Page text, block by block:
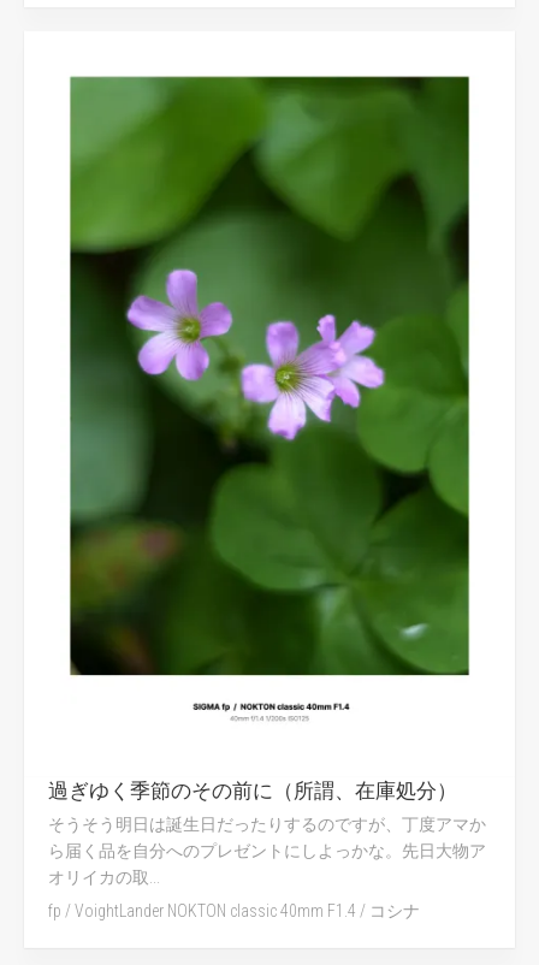
過ぎゆく季節のその前に（所謂、在庫処分）
そうそう明日は誕生日だったりするのですが、丁度アマか
ら届く品を自分へのプレゼントにしよっかな。先日大物ア
オリイカの取...
fp /VoightLander NOKTON classic 40mm F1.4 / コシナ